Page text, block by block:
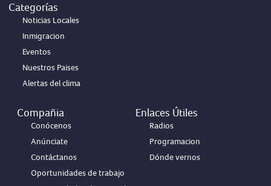
Categorías
Noticias Locales
Inmigracion
Eventos
Nuestros Paises
Alertas del clima
Compañia
Conócenos
Anúnciate
Contáctanos
Oportunidades de trabajo
Enlaces Útiles
Radios
Programacion
Dónde vernos